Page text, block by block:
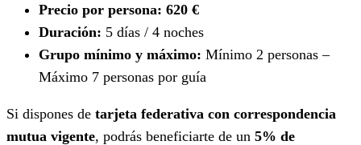
Precio por persona: 620 €
Duración: 5 días / 4 noches
Grupo mínimo y máximo: Mínimo 2 personas –
Máximo 7 personas por guía
Si dispones de tarjeta federativa con correspondencia
mutua vigente, podrás beneficiarte de un 5% de